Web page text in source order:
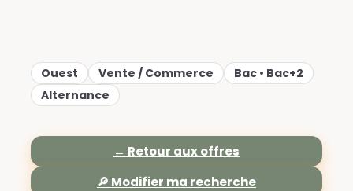
Ouest Vente / Commerce
Bac • Bac+2
Alternance
← Retour aux offres
🔎 Modifier ma recherche